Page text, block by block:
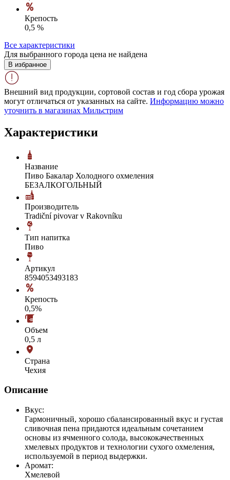
Крепость
0,5 %
Все характеристики
Для выбранного города цена не найдена
В избранное
Внешний вид продукции, сортовой состав и год сбора урожая
могут отличаться от указанных на сайте. Информацию можно
уточнить в магазинах Мильстрим
Характеристики
Название
Пиво Бакалар Холодного охмеления
БЕЗАЛКОГОЛЬНЫЙ
Производитель
Tradiční pivovar v Rakovníku
Тип напитка
Пиво
Артикул
8594053493183
Крепость
0,5%
Объем
0,5 л
Страна
Чехия
Описание
Вкус:
Гармоничный, хорошо сбалансированный вкус и густая
сливочная пена придаются идеальным сочетанием
основы из ячменного солода, высококачественных
хмелевых продуктов и технологии сухого охмеления,
используемой в период выдержки.
Аромат:
Хмелевой